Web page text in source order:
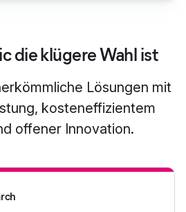
die klügere Wahl ist
Lösungen mit
kosteneffizientem
offener Innovation.